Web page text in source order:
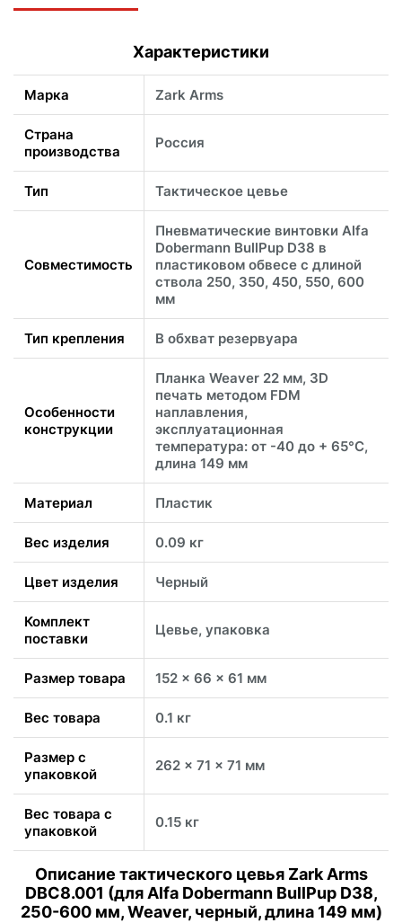
Характеристики
Марка Zark Arms
Страна
производства
Россия
Тип Тактическое цевье
Совместимость
Пневматические винтовки Alfa
Dobermann BullPup D38 в
пластиковом обвесе с длиной
ствола 250, 350, 450, 550, 600
мм
Тип крепления В обхват резервуара
Особенности
конструкции
Планка Weaver 22 мм, 3D
печать методом FDM
наплавления,
эксплуатационная
температура: от -40 до + 65°C,
длина 149 мм
Материал Пластик
Вес изделия 0.09 кг
Цвет изделия Черный
Комплект
поставки
Цевье, упаковка
Размер товара 152 x 66 x 61 мм
Вес товара 0.1 кг
Размер с
упаковкой
262 x 71 x 71 мм
Вес товара с
упаковкой
0.15 кг
Описание тактического цевья Zark Arms
DBC8.001 (для Alfa Dobermann BullPup D38,
250-600 мм, Weaver, черный, длина 149 мм)